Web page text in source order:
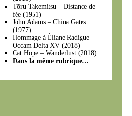
Tōru Takemitsu – Distance de
fée (1951)
John Adams – China Gates
(1977)
Hommage à Éliane Radigue –
Occam Delta XV (2018)
Cat Hope – Wanderlust (2018)
Dans la même rubrique…